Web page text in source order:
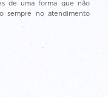
de uma forma que não
sempre no atendimento